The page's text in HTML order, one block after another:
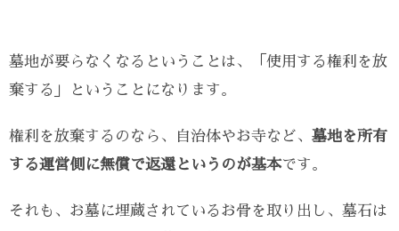
墓地が要らなくなるということは、「使用する権利を放
棄する」ということになります。
権利を放棄するのなら、自治体やお寺など、 墓地を所有
する運営側に無償で返還というのが基本です。
それも、お墓に埋蔵されているお骨を取り出し、墓石は